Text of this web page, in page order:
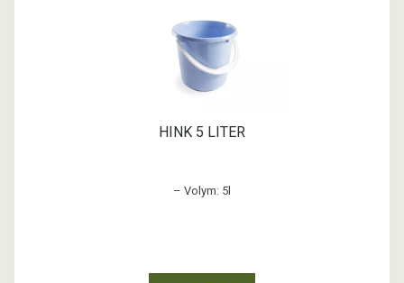
HINK 5 LITER
– Volym: 5l